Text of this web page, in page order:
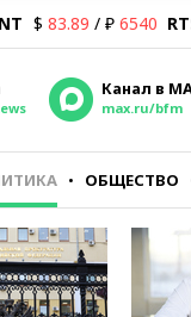
$ 83.89 / ₽ 6540
Канал в
max.ru/bfm
ОБЩЕСТВО